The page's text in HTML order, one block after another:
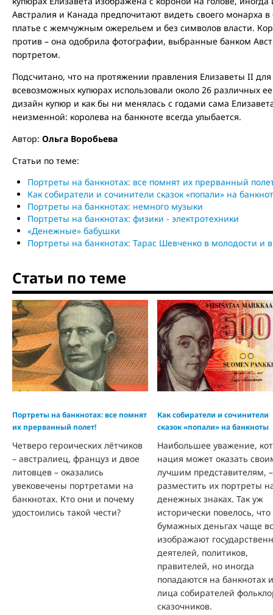
Австралия и Канада предпочитают видеть своего монарха
платье с жемчужным ожерельем и без символов власти.
против – она одобрила фотографии, выбранные банком
портретом.
Подсчитано, что на протяжении правления Елизаветы II
всевозможных купюрах использовали около 26 различных
дизайн купюр и как бы ни менялась с годами сама
неизменной: королева на банкноте всегда улыбается.
Автор: Ольга Воробьева
Статьи по теме:
Портреты на банкнотах: все помнят их прерванный
Как собиратели и сочинители сказок «попали» на
Портреты на банкнотах: немного музыки
Портреты на банкнотах: физики - электротехники
«Денежные» бабушки
Портреты на банкнотах: Тарас Шевченко в молодости и
Статьи по теме
Портреты на банкнотах: все помнят
их прерванный полет!
Четверо героических лётчиков
– австралиец, француз и двое
литовцев – оказались
увековечены портретами на
банкнотах. Кто они и почему
удостоились такой чести?
Как собиратели и сочинители
сказок «попали» на банкноты
Наибольшее уважение,
нация может оказать
лучшим представителям,
разместить их портреты
денежных знаках. Так уж
исторически повелось,
бумажных деньгах чаще
изображают
деятелей, политиков,
правителей, но иногда
попадаются на банкнотах
лица собирателей
сказочников.